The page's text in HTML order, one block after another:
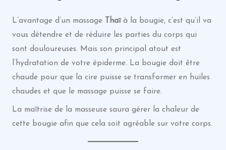
L’avantage d’un massage Thaïà la bougie, c’est qu’il va
vous détendre et de réduire les parties du corps qui
sont douloureuses. Mais son principal atout est
l’hydratation de votre épiderme. La bougie doit être
chaude pour que la cire puisse se transformer en huiles
chaudes et que le massage puisse se faire.
La maîtrise de la masseuse saura gérer la chaleur de
cette bougie afin que cela soit agréable sur votre corps.